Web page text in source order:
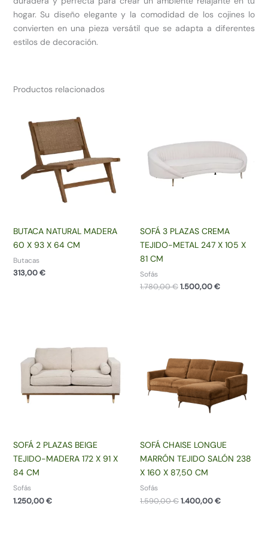
hogar. Su diseño elegante y la comodidad de los cojines lo
convierten en una pieza versátil que se adapta a diferentes
estilos de decoración.
Productos relacionados
BUTACA NATURAL MADERA
60 X 93 X 64 CM
Butacas
313,00€
SOFÁ 3 PLAZAS CREMA
TEJIDO-METAL 247 X 105 X
81 CM
Sofás
1.780,00€El
1.500,00€El
SOFÁ 2 PLAZAS BEIGE
TEJIDO-MADERA 172 X 91 X
84 CM
Sofás
1.250,00€
SOFÁ CHAISE LONGUE
MARRÓN TEJIDO SALÓN 238
X 160 X 87,50 CM
Sofás
1.590,00€El
1.400,00€El